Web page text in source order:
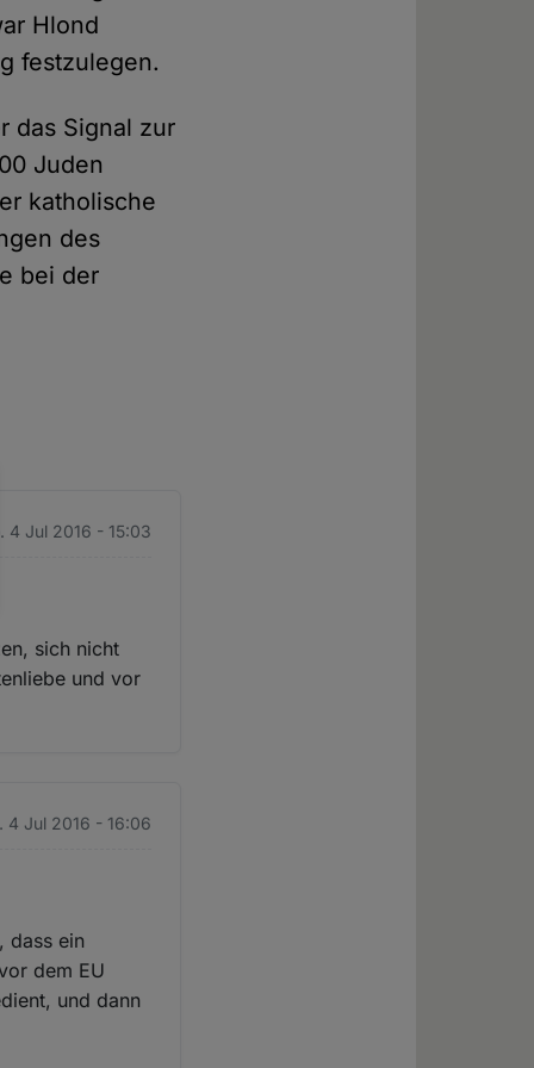
Hlond
festzulegen.
das Signal zur
Juden
katholische
des
bei der
4 Jul 2016 - 15:03
sich nicht
und vor
4 Jul 2016 - 16:06
dass ein
dem EU
und dann